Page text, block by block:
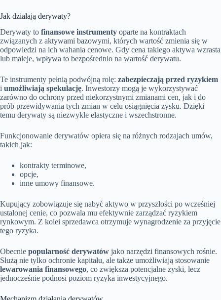
Jak działają derywaty?
Derywaty to finansowe instrumenty oparte na kontraktach
związanych z aktywami bazowymi, których wartość zmienia się w
odpowiedzi na ich wahania cenowe. Gdy cena takiego aktywa wzrasta
lub maleje, wpływa to bezpośrednio na wartość derywatu.
Te instrumenty pełnią podwójną rolę: zabezpieczają przed ryzykiem
i umożliwiają spekulację. Inwestorzy mogą je wykorzystywać
zarówno do ochrony przed niekorzystnymi zmianami cen, jak i do
prób przewidywania tych zmian w celu osiągnięcia zysku. Dzięki
temu derywaty są niezwykle elastyczne i wszechstronne.
Funkcjonowanie derywatów opiera się na różnych rodzajach umów,
takich jak:
kontrakty terminowe,
opcje,
inne umowy finansowe.
Kupujący zobowiązuje się nabyć aktywo w przyszłości po wcześniej
ustalonej cenie, co pozwala mu efektywnie zarządzać ryzykiem
rynkowym. Z kolei sprzedawca otrzymuje wynagrodzenie za przyjęcie
tego ryzyka.
Obecnie popularność derywatów jako narzędzi finansowych rośnie.
Służą nie tylko ochronie kapitału, ale także umożliwiają stosowanie
lewarowania finansowego, co zwiększa potencjalne zyski, lecz
jednocześnie podnosi poziom ryzyka inwestycyjnego.